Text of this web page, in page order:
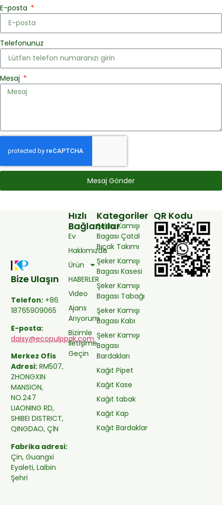
E-posta
Telefonunuz
Mesaj
Mesaj Gönder
Bize Ulaşın
Telefon: +86
18765909065
E-posta:
daisy@ecopulppak.com
Merkez Ofis
Adresi: RM507,
ZHONGXIN
MANSION,
NO.247
LIAONING RD,
SHIBEI DISTRICT,
QINGDAO, ÇİN
Fabrika adresi:
Çin, Guangxi
Eyaleti, Laibin
Şehri
Hızlı
Bağlantılar
Ev
Hakkımızda
Ürün
HABERLER
Video
Ajans
Arıyorum
Bizimle
İletişime
Geçin
Kategoriler
Şeker Kamışı
Bagası Çatal
Bıçak Takımı
Şeker Kamışı
Bagası Kasesi
Şeker Kamışı
Bagası Tabağı
Şeker Kamışı
Bagası Kabı
Şeker Kamışı
Bagası
Bardakları
Kağıt Pipet
Kağıt Kase
Kağıt tabak
Kağıt Kap
Kağıt Bardaklar
QR Kodu